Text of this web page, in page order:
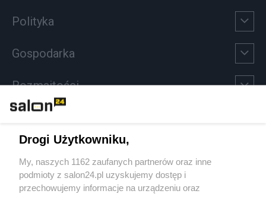
Polityka
Gospodarka
Rozmaitości
Sport
Społeczeństwo
Drogi Użytkowniku,
My, naszych 1162 zaufanych partnerów oraz inne
podmioty z salon24.pl uzyskujemy dostęp i
przechowujemy informacje na urządzeniu oraz